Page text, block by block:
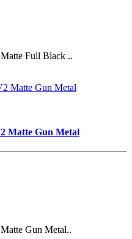
Full Black ..
Matte Gun Metal
Gun Metal..